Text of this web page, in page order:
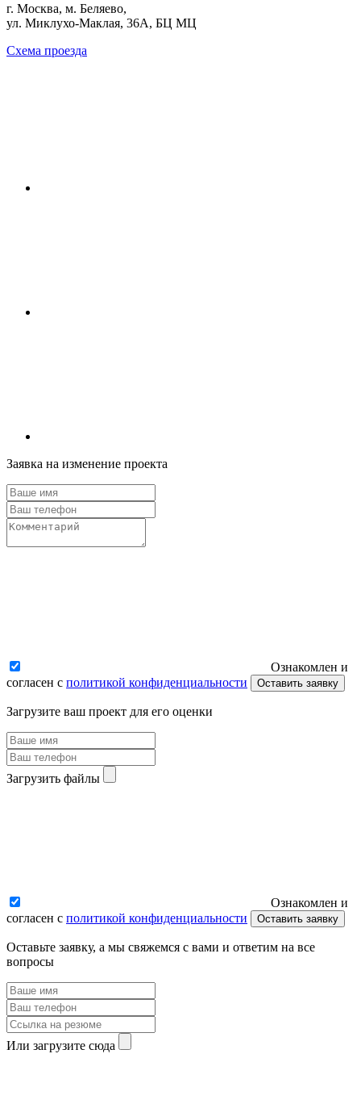
г. Москва, м. Беляево,
ул. Миклухо-Маклая, 36А, БЦ МЦ
Схема проезда
Заявка на изменение проекта
Ознакомлен и
согласен с политикой конфиденциальности Оставить заявку
Загрузите ваш проект для его оценки
Загрузить файлы
Ознакомлен и
согласен с политикой конфиденциальности Оставить заявку
Оставьте заявку, а мы свяжемся с вами и ответим на все
вопросы
Или загрузите сюда